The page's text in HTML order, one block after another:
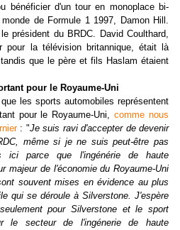
bénéficier d'un tour en monoplace bi-
de Formule 1 1997, Damon Hill.
président du BRDC. David Coulthard,
pour la télévision britannique, était là
que le père et fils Haslam étaient
pour le Royaume-Uni
les sports automobiles représentent
pour le Royaume-Uni,comme nous
: "Je suis ravi d'accepter de devenir
même si je ne suis peut-être pas
ici parce que l'ingénérie de haute
majeur de l'économie du Royaume-Uni
souvent mises en évidence au plus
qui se déroule à Silverstone. J'espère
pour Silverstone et le sport
le secteur de l'ingénerie de haute